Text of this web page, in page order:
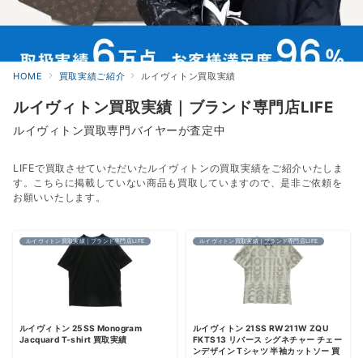
HOME 買取実績ご紹介 ルイヴィトン買取実績
ルイヴィトン買取実績｜ブランド専門店LIFE
ルイヴィトン買取専門バイヤーが査定中
LIFEで買取させていただいたルイヴィトンの買取実績をご紹介いたしま
す。こちらに掲載していない商品も買取していますので、是非ご依頼を
お願いいたします。
ルイヴィトン買取実績｜ブランド専門店LIFE
ルイヴィトン 25SS Monogram
Jacquard T-shirt 買取実績
ルイヴィトン買取実績｜ブランド専門店LIFE
ルイヴィトン 21SS RW211W ZQU
FKTS13 リバース シグネチャー チェー
ンデザイン Tシャツ 半袖カットソー 買